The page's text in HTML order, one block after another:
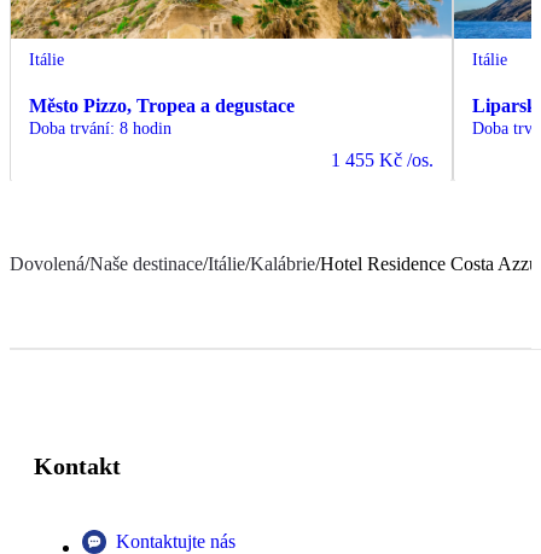
Itálie
Město Pizzo, Tropea a degustace
Doba trvání: 8 hodin
1 455 Kč /os.
Itálie
Doba
Dovolená/Naše destinace/Itálie/Kalábrie/Hotel Residence Costa
Kontakt
Kontaktujte nás